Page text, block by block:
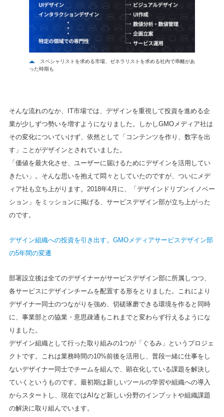
スペシャリストを求める市場、ゼネラリストを求める社内で乖離があ
った時期も
そんな流れのなか、IT市場では、デザインを重視して投資を進める企
業が少しずつ勢いを増すようになりました。しかしGMOメディア社は
その変化についていけず、依然として「コンテンツを作り、数字を出
す」ことがデザインとされていました。
「価値を最大化させ、ユーザーに届けるためにデザインを活用してい
きたい」。そんな思いを抱えて悶々としていたのですが、ついにメデ
ィア社も立ち上がります。2018年4月に、「デザインドリブンイノベー
ション」をミッションに掲げる、サービスデザイン部が立ち上がった
のです。
デザイン組織への投資を引き出す。GMOメディアサービスデザイン部
の5年間の変遷
部署設立後は全てのデザイナーがサービスデザイン部に所属しつつ、
各サービスにデザインチームを配置する形をとりました。これにより
デザイナー同士のつながりを強め、切磋琢磨できる環境を作ると同時
に、事業部との協業・意思疎通もこれまでと変わらず行えるようにな
りました。
デザイン組織として行った取り組みの1つが「ぐるみ」というプロジェ
クトです。これは業務時間の10%前後を活用し、普段一緒に仕事をし
ないデザイナー同士でチームを組んで、顕在化している課題を解決し
ていくというものです。最初期は新しいツールの学習や組織への導入
からスタートし、現在ではAIなど新しい分野のインプットや組織課題
の解決に取り組んでいます。